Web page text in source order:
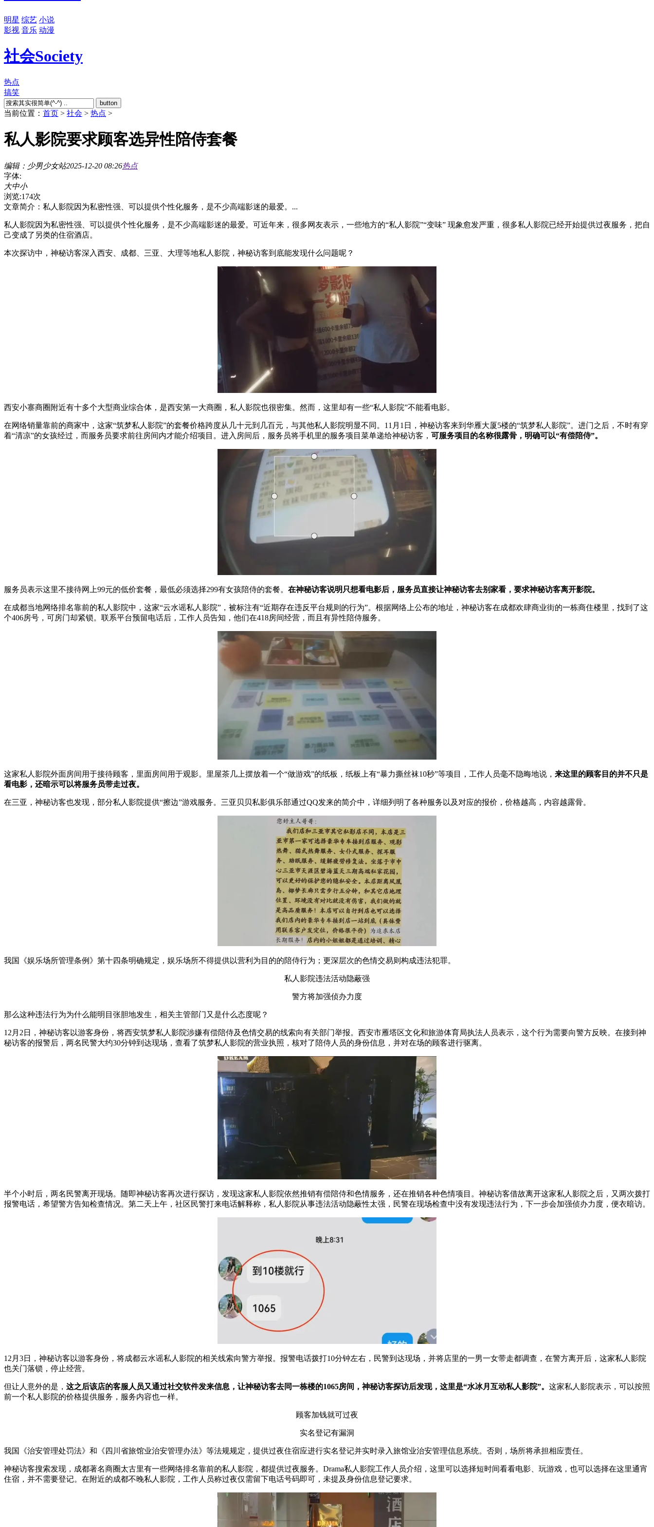
明星 综艺 小说
影视 音乐 动漫
社会Society
热点
搞笑
button
当前位置： 首页 > 社会 > 热点 >
私人影院要求顾客选异性陪侍套餐
编辑：少男少女站2025-12-20 08:26热点
字体:
大中小
浏览:174次
文章简介： 私人影院因为私密性强、可以提供个性化服务，是不少高端影迷的最爱。...
私人影院因为私密性强、可以提供个性化服务，是不少高端影迷的最爱。可近年来，很多网友表示，一些地方的“私人影院”“变味” 现象愈发严重，很多私人影院已经开始提供过夜服务，把自
己变成了另类的住宿酒店。
本次探访中，神秘访客深入西安、成都、三亚、大理等地私人影院，神秘访客到底能发现什么问题呢？
西安小寨商圈附近有十多个大型商业综合体，是西安第一大商圈，私人影院也很密集。然而，这里却有一些“私人影院”不能看电影。
在网络销量靠前的商家中，这家“筑梦私人影院”的套餐价格跨度从几十元到几百元，与其他私人影院明显不同。11月1日，神秘访客来到华雁大厦5楼的“筑梦私人影院”。进门之后，不时有穿
着“清凉”的女孩经过，而服务员要求前往房间内才能介绍项目。进入房间后，服务员将手机里的服务项目菜单递给神秘访客， 可服务项目的名称很露骨，明确可以“有偿陪侍”。
服务员表示这里不接待网上99元的低价套餐，最低必须选择299有女孩陪侍的套餐。 在神秘访客说明只想看电影后，服务员直接让神秘访客去别家看，要求神秘访客离开影院。
在成都当地网络排名靠前的私人影院中，这家“云水谣私人影院”，被标注有“近期存在违反平台规则的行为”。根据网络上公布的地址，神秘访客在成都欢肆商业街的一栋商住楼里，找到了这
个406房号，可房门却紧锁。联系平台预留电话后，工作人员告知，他们在418房间经营，而且有异性陪侍服务。
这家私人影院外面房间用于接待顾客，里面房间用于观影。里屋茶几上摆放着一个“做游戏”的纸板，纸板上有“暴力撕丝袜10秒”等项目，工作人员毫不隐晦地说， 来这里的顾客目的并不只是
看电影，还暗示可以将服务员带走过夜。
在三亚，神秘访客也发现，部分私人影院提供“擦边”游戏服务。三亚贝贝私影俱乐部通过QQ发来的简介中，详细列明了各种服务以及对应的报价，价格越高，内容越露骨。
我国《娱乐场所管理条例 》第十四条明确规定，娱乐场所不得提供以营利为目的的陪侍行为；更深层次的色情交易则构成违法犯罪。
私人影院违法活动隐蔽强
警方将加强侦办力度
那么这种违法行为为什么能明目张胆地发生，相关主管部门又是什么态度呢？
12月2日，神秘访客以游客身份，将西安筑梦私人影院涉嫌有偿陪侍及色情交易的线索向有关部门举报。西安市雁塔区文化和旅游体育局执法人员表示，这个行为需要向警方反映。在接到神
秘访客的报警后，两名民警大约30分钟到达现场，查看了筑梦私人影院的营业执照，核对了陪侍人员的身份信息，并对在场的顾客进行驱离。
半个小时后，两名民警离开现场。随即神秘访客再次进行探访，发现这家私人影院依然推销有偿陪侍和色情服务，还在推销各种色情项目。神秘访客借故离开这家私人影院之后，又两次拨打
报警电话，希望警方告知检查情况。第二天上午，社区民警打来电话解释称，私人影院从事违法活动隐蔽性太强，民警在现场检查中没有发现违法行为，下一步会加强侦办力度，便衣暗访。
12月3日，神秘访客以游客身份，将成都云水谣私人影院的相关线索向警方举报。报警电话拨打10分钟左右，民警到达现场，并将店里的一男一女带走都调查，在警方离开后，这家私人影院
也关门落锁，停止经营。
但让人意外的是， 这之后该店的客服人员又通过社交软件发来信息，让神秘访客去同一栋楼的1065房间，神秘访客探访后发现，这里是“水冰月互动私人影院”。 这家私人影院表示，可以按照
前一个私人影院的价格提供服务，服务内容也一样。
顾客加钱就可过夜
实名登记有漏洞
我国《治安管理处罚法》和《 四川省旅馆业治安管理办法》等法规规定，提供过夜住宿应进行实名登记并实时录入旅馆业治安管理信息系统。否则，场所将承担相应责任。
神秘访客搜索发现，成都著名商圈太古里有一些网络排名靠前的私人影院，都提供过夜服务。Drama私人影院工作人员介绍，这里可以选择短时间看看电影、玩游戏，也可以选择在这里通宵
住宿，并不需要登记。在附近的成都不晚私人影院，工作人员称过夜仅需留下电话号码即可，未提及身份信息登记要求。